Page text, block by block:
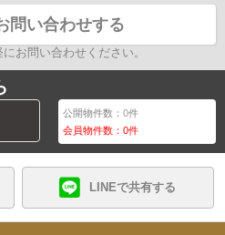
問い合わせする
お問い合わせください。
公開物件数：0件
会員物件数：0件
LINEで共有する